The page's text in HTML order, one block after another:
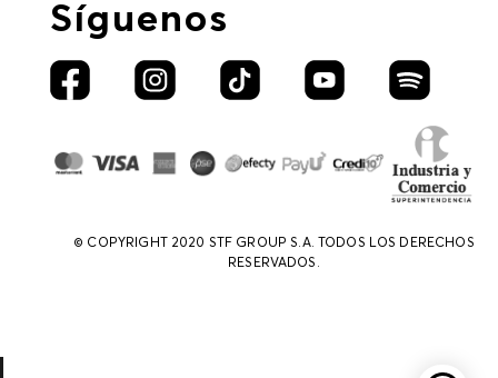
Síguenos
© COPYRIGHT 2020 STF GROUP S.A. TODOS LOS DERECHOS
RESERVADOS.